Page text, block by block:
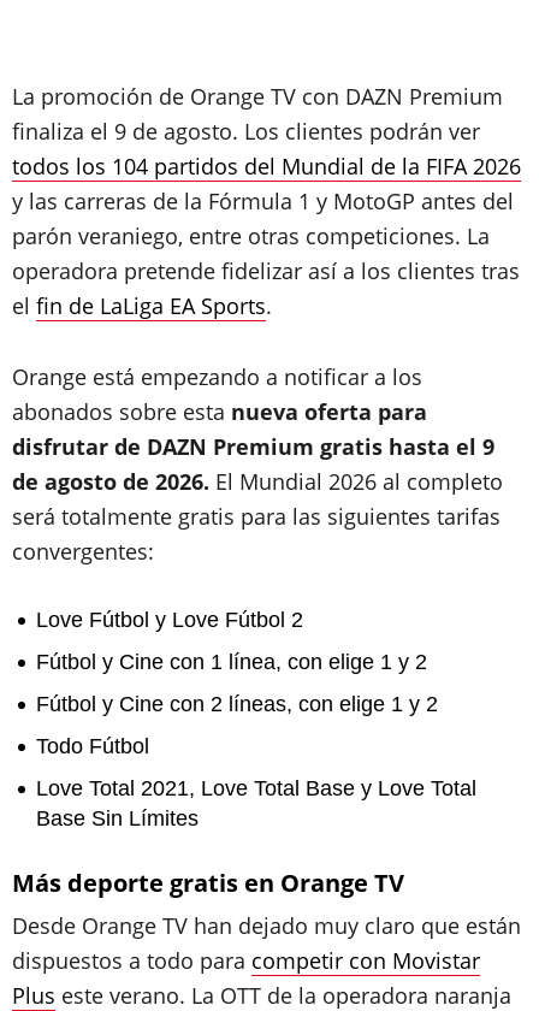
La promoción de Orange TV con DAZN Premium
finaliza el 9 de agosto. Los clientes podrán ver
todos los 104 partidos del Mundial de la FIFA 2026
y las carreras de la Fórmula 1 y MotoGP antes del
parón veraniego, entre otras competiciones. La
operadora pretende fidelizar así a los clientes tras
el fin de LaLiga EA Sports.
Orange está empezando a notificar a los
abonados sobre esta nueva oferta para
disfrutar de DAZN Premium gratis hasta el 9
de agosto de 2026. El Mundial 2026 al completo
será totalmente gratis para las siguientes tarifas
convergentes:
Love Fútbol y Love Fútbol 2
Fútbol y Cine con 1 línea, con elige 1 y 2
Fútbol y Cine con 2 líneas, con elige 1 y 2
Todo Fútbol
Love Total 2021, Love Total Base y Love Total
Base Sin Límites
Más deporte gratis en Orange TV
Desde Orange TV han dejado muy claro que están
dispuestos a todo para competir con Movistar
Plus este verano. La OTT de la operadora naranja